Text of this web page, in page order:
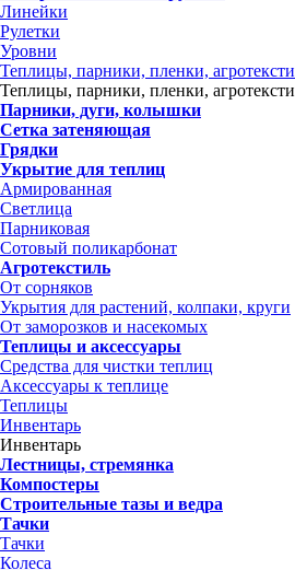
Линейки
Рулетки
Уровни
Теплицы, парники, пленки,
Теплицы, парники, пленки,
Парники, дуги, колышки
Сетка затеняющая
Грядки
Укрытие для теплиц
Армированная
Светлица
Парниковая
Сотовый поликарбонат
Агротекстиль
От сорняков
Укрытия для растений, колпаки, круги
От заморозков и насекомых
Теплицы и аксессуары
Средства для чистки теплиц
Аксессуары к теплице
Теплицы
Инвентарь
Инвентарь
Лестницы, стремянка
Компостеры
Строительные тазы и ведра
Тачки
Тачки
Колеса